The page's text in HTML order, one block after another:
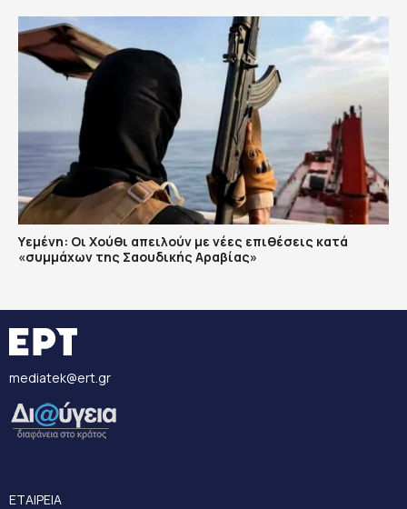
Υεμένη: Οι Χούθι απειλούν με νέες επιθέσεις κατά
«συμμάχων της Σαουδικής Αραβίας»
mediatek@ert.gr
ΕΤΑΙΡΕΙΑ